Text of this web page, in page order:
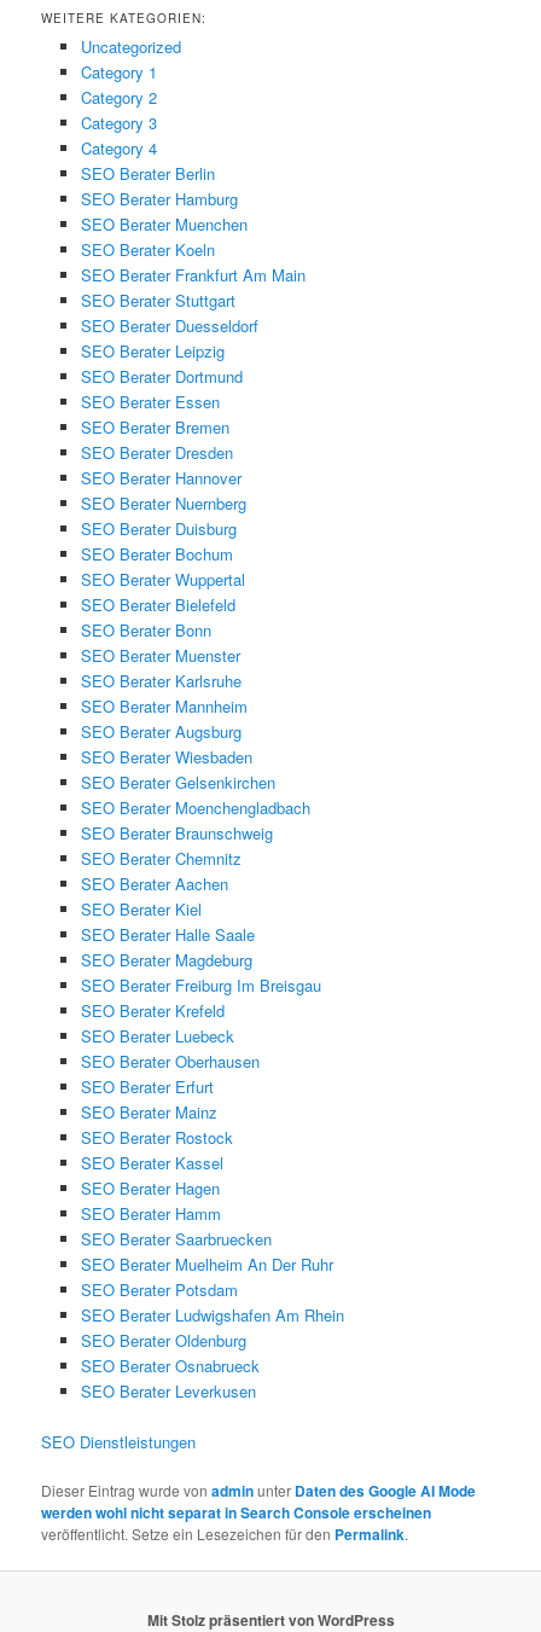
WEITERE KATEGORIEN:
Uncategorized
Category 1
Category 2
Category 3
Category 4
SEO Berater Berlin
SEO Berater Hamburg
SEO Berater Muenchen
SEO Berater Koeln
SEO Berater Frankfurt Am Main
SEO Berater Stuttgart
SEO Berater Duesseldorf
SEO Berater Leipzig
SEO Berater Dortmund
SEO Berater Essen
SEO Berater Bremen
SEO Berater Dresden
SEO Berater Hannover
SEO Berater Nuernberg
SEO Berater Duisburg
SEO Berater Bochum
SEO Berater Wuppertal
SEO Berater Bielefeld
SEO Berater Bonn
SEO Berater Muenster
SEO Berater Karlsruhe
SEO Berater Mannheim
SEO Berater Augsburg
SEO Berater Wiesbaden
SEO Berater Gelsenkirchen
SEO Berater Moenchengladbach
SEO Berater Braunschweig
SEO Berater Chemnitz
SEO Berater Aachen
SEO Berater Kiel
SEO Berater Halle Saale
SEO Berater Magdeburg
SEO Berater Freiburg Im Breisgau
SEO Berater Krefeld
SEO Berater Luebeck
SEO Berater Oberhausen
SEO Berater Erfurt
SEO Berater Mainz
SEO Berater Rostock
SEO Berater Kassel
SEO Berater Hagen
SEO Berater Hamm
SEO Berater Saarbruecken
SEO Berater Muelheim An Der Ruhr
SEO Berater Potsdam
SEO Berater Ludwigshafen Am Rhein
SEO Berater Oldenburg
SEO Berater Osnabrueck
SEO Berater Leverkusen
SEO Dienstleistungen
Dieser Eintrag wurde vonadminunter Daten des Google AI Mode
werden wohl nicht separat in Search Console erscheinen
veröffentlicht. Setze ein Lesezeichen für den Permalink.
Mit Stolz präsentiert von WordPress